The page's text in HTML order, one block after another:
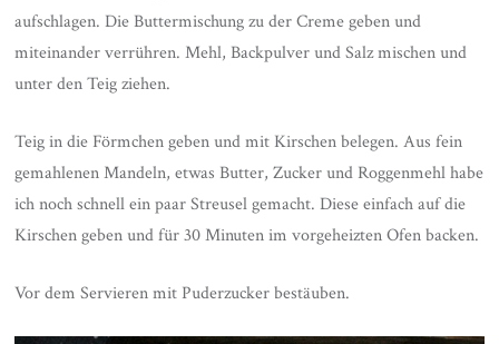
aufschlagen. Die Buttermischung zu der Creme geben und
miteinander verrühren. Mehl, Backpulver und Salz mischen und
unter den Teig ziehen.
Teig in die Förmchen geben und mit Kirschen belegen. Aus fein
gemahlenen Mandeln, etwas Butter, Zucker und Roggenmehl habe
ich noch schnell ein paar Streusel gemacht. Diese einfach auf die
Kirschen geben und für 30 Minuten im vorgeheizten Ofen backen.
Vor dem Servieren mit Puderzucker bestäuben.